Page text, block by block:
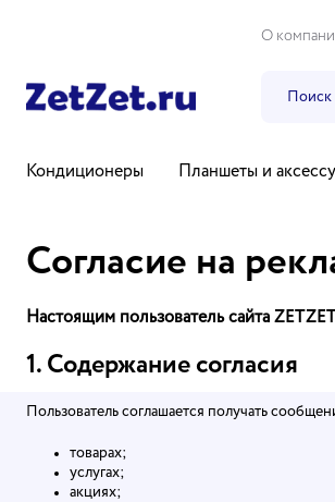
О
Кондиционеры Планшеты и
Согласие на
Настоящим пользователь сайта ZETZET
1. Содержание согласия
Пользователь соглашается получать
товарах;
услугах;
акциях;